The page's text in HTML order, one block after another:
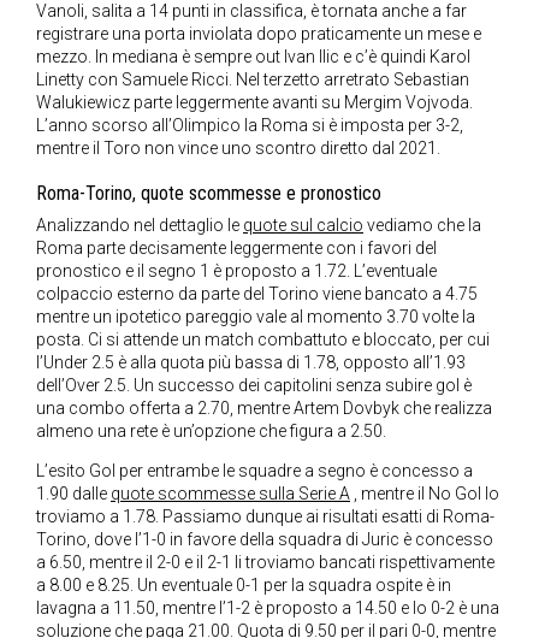
Vanoli, salita a 14 punti in classifica, è tornata anche a far
registrare una porta inviolata dopo praticamente un mese e
mezzo. In mediana è sempre out Ivan Ilic e c’è quindi Karol
Linetty con Samuele Ricci. Nel terzetto arretrato Sebastian
Walukiewicz parte leggermente avanti su Mergim Vojvoda.
L’anno scorso all’Olimpico la Roma si è imposta per 3-2,
mentre il Toro non vince uno scontro diretto dal 2021.
Roma-Torino, quote scommesse e pronostico
Analizzando nel dettaglio le quote sul calcio vediamo che la
Roma parte decisamente leggermente con i favori del
pronostico e il segno 1 è proposto a 1.72. L’eventuale
colpaccio esterno da parte del Torino viene bancato a 4.75
mentre un ipotetico pareggio vale al momento 3.70 volte la
posta. Ci si attende un match combattuto e bloccato, per cui
l’Under 2.5 è alla quota più bassa di 1.78, opposto all’1.93
dell’Over 2.5. Un successo dei capitolini senza subire gol è
una combo offerta a 2.70, mentre Artem Dovbyk che realizza
almeno una rete è un’opzione che figura a 2.50.
L’esito Gol per entrambe le squadre a segno è concesso a
1.90 dalle quote scommesse sulla Serie A , mentre il No Gol lo
troviamo a 1.78. Passiamo dunque ai risultati esatti di Roma-
Torino, dove l’1-0 in favore della squadra di Juric è concesso
a 6.50, mentre il 2-0 e il 2-1 li troviamo bancati rispettivamente
a 8.00 e 8.25. Un eventuale 0-1 per la squadra ospite è in
lavagna a 11.50, mentre l’1-2 è proposto a 14.50 e lo 0-2 è una
soluzione che paga 21.00. Quota di 9.50 per il pari 0-0, mentre